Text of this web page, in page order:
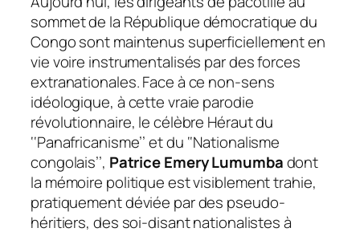
sommet de la République démocratique du
Congo sont maintenus superficiellement en
vie voire instrumentalisés par des forces
extranationales. Face à ce non-sens
idéologique, à cette vraie parodie
révolutionnaire, le célèbre Héraut du
‘‘Panafricanisme’’ et du ‘‘Nationalisme
congolais’’, Patrice Emery Lumumbadont
la mémoire politique est visiblement trahie,
pratiquement déviée par des pseudo-
héritiers, des soi-disant nationalistes à